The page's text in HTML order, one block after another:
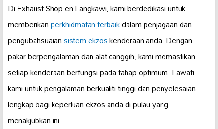
Di Exhaust Shop en Langkawi, kami berdedikasi untuk
memberikanperkhidmatan terbaikdalam penjagaan dan
pengubahsuaiansistem ekzoskenderaan anda. Dengan
pakar berpengalaman dan alat canggih, kami memastikan
setiap kenderaan berfungsi pada tahap optimum. Lawati
kami untuk pengalaman berkualiti tinggi dan penyelesaian
lengkap bagi keperluan ekzos anda di pulau yang
menakjubkan ini.